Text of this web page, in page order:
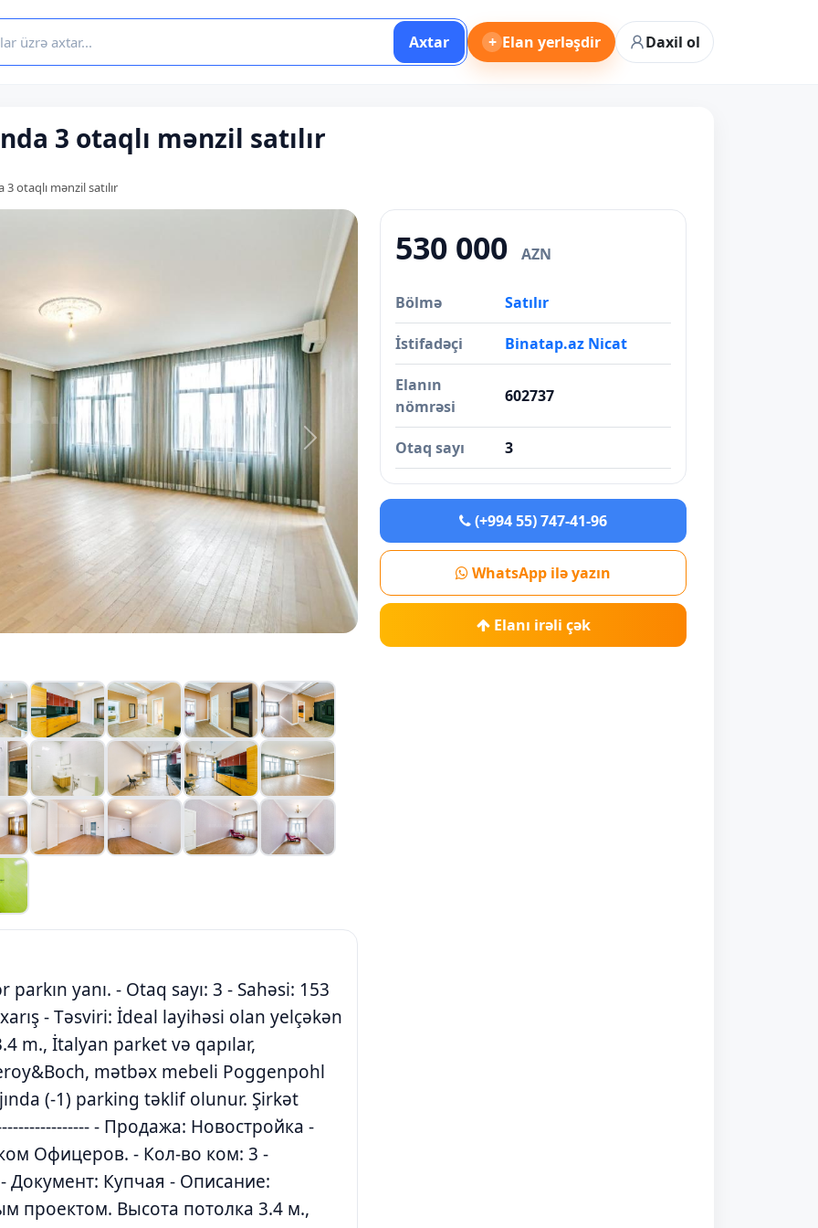
Axtar + Elan yerləşdir Daxil ol
3 otaqlı mənzil satılır
3 otaqlı mənzil satılır
Next
yanı. - Otaq sayı: 3 - Sahəsi: 153
- Təsviri: İdeal layihəsi olan yelçəkən
m., İtalyan parket və qapılar,
mətbəx mebeli Poggenpohl
(-1) parking təklif olunur. Şirkət
- Продажа: Новостройка -
Офицеров. - Кол-во ком: 3 -
Купчая - Описание:
проектом. Высота потолка 3.4 м.,
530 000 AZN
Bölmə Satılır
İstifadəçi Binatap.az Nicat
Elanın
nömrəsi
602737
Otaq sayı 3
(+994 55) 747-41-96
WhatsApp ilə yazın
Elanı irəli çək